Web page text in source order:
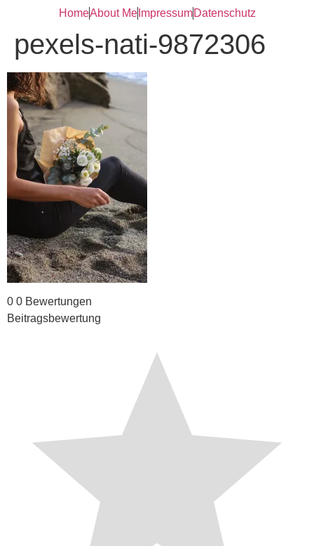
HomeAbout Me Impressum Datenschutz
pexels-nati-9872306
0 0 Bewertungen
Beitragsbewertung